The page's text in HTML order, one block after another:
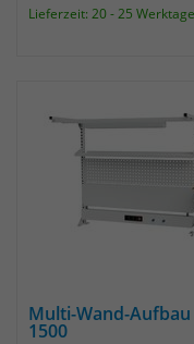
Lieferzeit: 20 - 25 Werktage
Multi-Wand-
1500
Anbieter
Laufzeit 30
Das
Name